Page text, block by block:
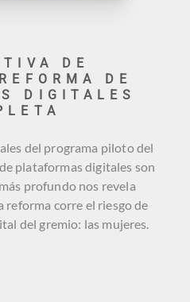
DE
DE
DIGITALES
del programa piloto del
plataformas digitales son
profundo nos revela
reforma corre el riesgo de
del gremio: las mujeres.